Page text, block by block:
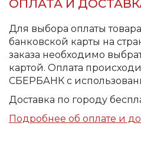
ОПЛАТА И
Для выбора оплаты
банковской карты на
заказа необходимо
картой. Оплата
СБЕРБАНК с
Доставка по городу
Подробнее об оплате и